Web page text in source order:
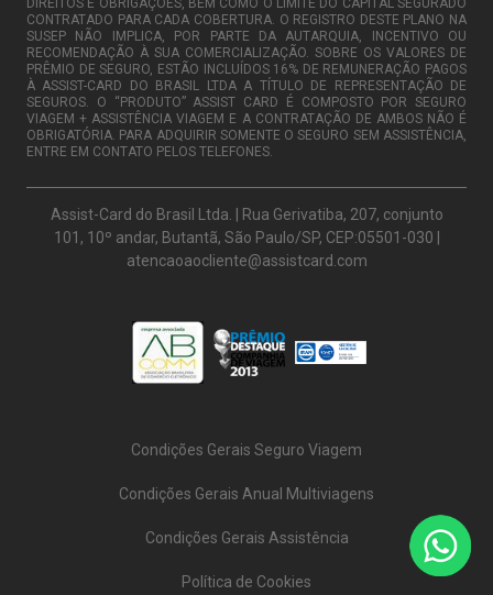
DIREITOS E OBRIGAÇÕES, BEM COMO O LIMITE DO CAPITAL SEGURADO
CONTRATADO PARA CADA COBERTURA. O REGISTRO DESTE PLANO NA
SUSEP NÃO IMPLICA, POR PARTE DA AUTARQUIA, INCENTIVO OU
RECOMENDAÇÃO À SUA COMERCIALIZAÇÃO. SOBRE OS VALORES DE
PRÊMIO DE SEGURO, ESTÃO INCLUÍDOS 16% DE REMUNERAÇÃO PAGOS
À ASSIST-CARD DO BRASIL LTDA A TÍTULO DE REPRESENTAÇÃO DE
SEGUROS. O “PRODUTO” ASSIST CARD É COMPOSTO POR SEGURO
VIAGEM + ASSISTÊNCIA VIAGEM E A CONTRATAÇÃO DE AMBOS NÃO É
OBRIGATÓRIA. PARA ADQUIRIR SOMENTE O SEGURO SEM ASSISTÊNCIA,
ENTRE EM CONTATO PELOS TELEFONES.
Assist-Card do Brasil Ltda. | Rua Gerivatiba, 207, conjunto
101, 10º andar, Butantã, São Paulo/SP, CEP:05501-030 |
atencaoaocliente@assistcard.com
Condições Gerais Seguro Viagem
Condições Gerais Anual Multiviagens
Condições Gerais Assistência
Política de Cookies